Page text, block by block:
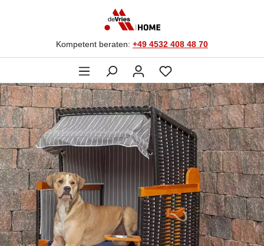
Kompetent beraten: +49 4532 408 48 70